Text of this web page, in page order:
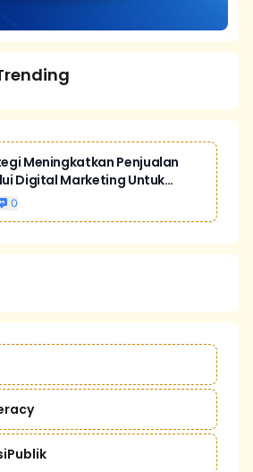
Meningkatkan Penjualan
Digital Marketing Untuk
Yang Lebih Kompetitif
0